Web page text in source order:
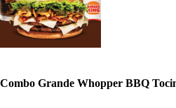
Combo Grande Whopper BBQ